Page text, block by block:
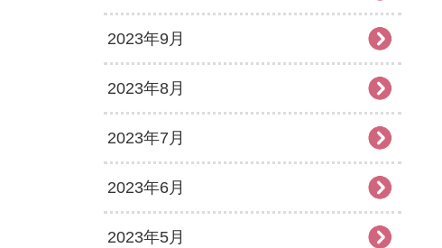
2023年9月
2023年8月
2023年7月
2023年6月
2023年5月